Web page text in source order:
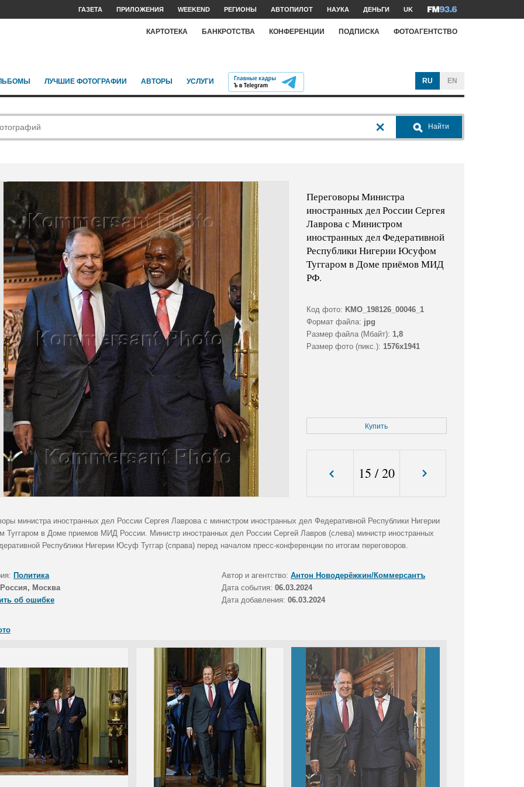
ГАЗЕТА ПРИЛОЖЕНИЯ WEEKEND РЕГИОНЫ АВТОПИЛОТ НАУКА ДЕНЬГИ UK
КАРТОТЕКА БАНКРОТСТВА КОНФЕРЕНЦИИ ПОДПИСКА ФОТОАГЕНТСТВО
ЛУЧШИЕ ФОТОГРАФИИ АВТОРЫ УСЛУГИ RU EN
Найти
Переговоры Министра
иностранных дел России Сергея
Лаврова с Министром
иностранных дел Федеративной
Республики Нигерии Юсуфом
Туггаром в Доме приёмов МИД
РФ.
Код фото: KMO_198126_00046_1
Формат файла: jpg
Размер файла (Мбайт): 1,8
Размер фото (пикс.): 1576x1941
Купить
15 /20
министра иностранных дел России Сергея Лаврова с министром иностранных дел Федеративной Республики Нигерии
Туггаром в Доме приемов МИД России. Министр иностранных дел России Сергей Лавров (слева) министр иностранных
Республики Нигерии Юсуф Туггар (справа) перед началом пресс-конференции по итогам переговоров.
Политика Автор и агентство: Антон Новодерёжкин/Коммерсантъ
Россия, Москва Дата события: 06.03.2024
об ошибке
Дата добавления: 06.03.2024